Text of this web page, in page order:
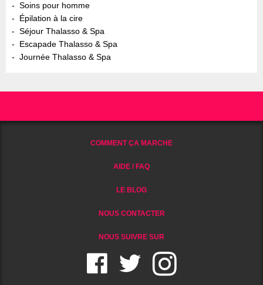
Soins pour homme
Épilation à la cire
Séjour Thalasso & Spa
Escapade Thalasso & Spa
Journée Thalasso & Spa
COMMENT ÇA MARCHE
AIDE / FAQ
LE BLOG
NOUS CONTACTER
NOUS SUIVRE SUR